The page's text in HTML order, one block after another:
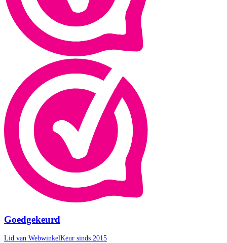
Goedgekeurd
Lid van WebwinkelKeur sinds 2015